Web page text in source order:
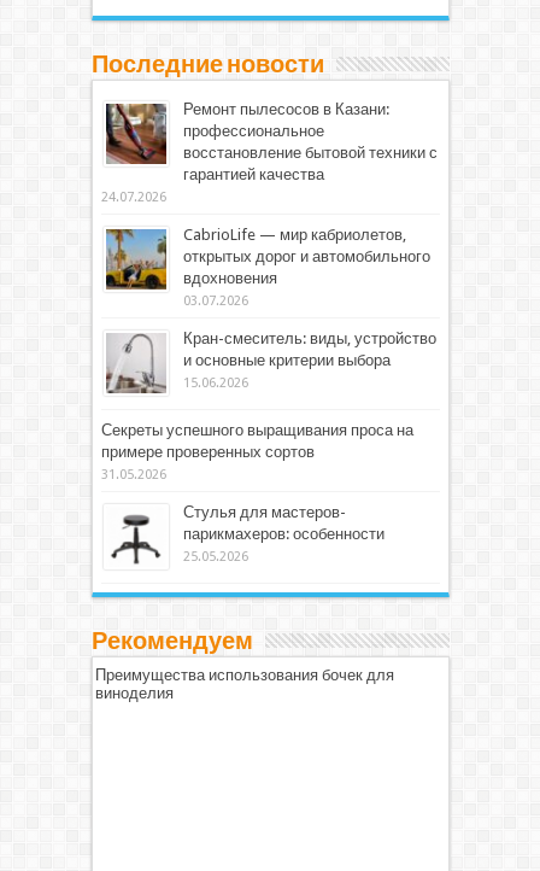
Последние новости
Ремонт пылесосов в Казани:
профессиональное
восстановление бытовой техники с
гарантией качества
24.07.2026
CabrioLife — мир кабриолетов,
открытых дорог и автомобильного
вдохновения
03.07.2026
Кран-смеситель: виды, устройство
и основные критерии выбора
15.06.2026
Секреты успешного выращивания проса на
примере проверенных сортов
31.05.2026
Стулья для мастеров-
парикмахеров: особенности
25.05.2026
Рекомендуем
Преимущества использования бочек для
виноделия